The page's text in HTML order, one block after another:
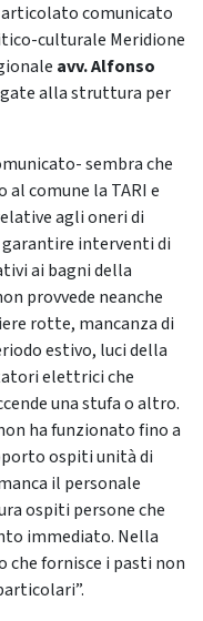
articolato comunicato
culturale Meridione
avv. Alfonso
alla struttura per
sembra che
comune la TARI e
agli oneri di
interventi di
ai bagni della
provvede neanche
rotte, mancanza di
estivo, luci della
elettrici che
una stufa o altro.
ha funzionato fino a
ospiti unità di
il personale
ospiti persone che
immediato. Nella
che fornisce i pasti non